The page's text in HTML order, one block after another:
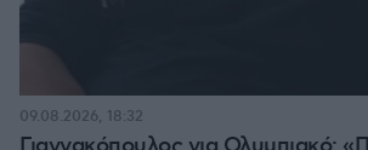
09.08.2026, 18:32